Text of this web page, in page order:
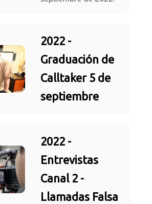
2022 -
Graduación de
Calltaker 5 de
septiembre
2022 -
Entrevistas
Canal 2 -
Llamadas Falsa